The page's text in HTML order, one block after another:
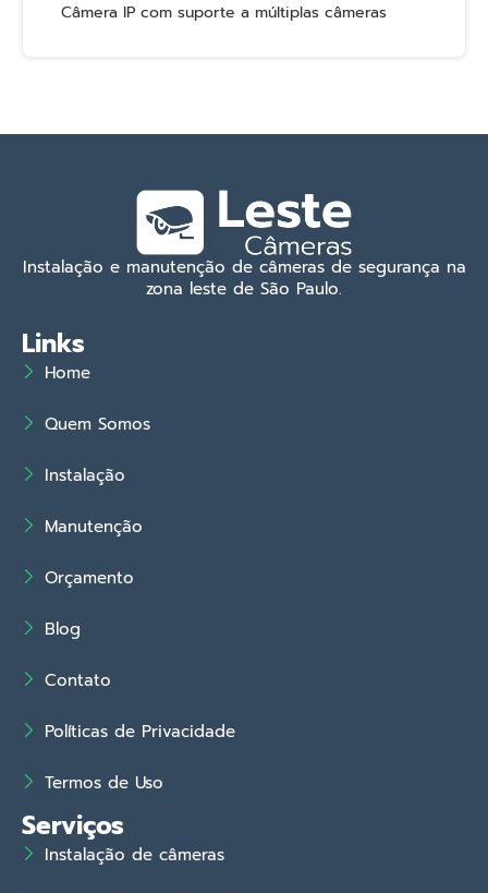
Câmera IP com suporte a múltiplas câmeras
Instalação e manutenção de câmeras de segurança na
zona leste de São Paulo.
Links
Home
Quem Somos
Instalação
Manutenção
Orçamento
Blog
Contato
Políticas de Privacidade
Termos de Uso
Serviços
Instalação de câmeras